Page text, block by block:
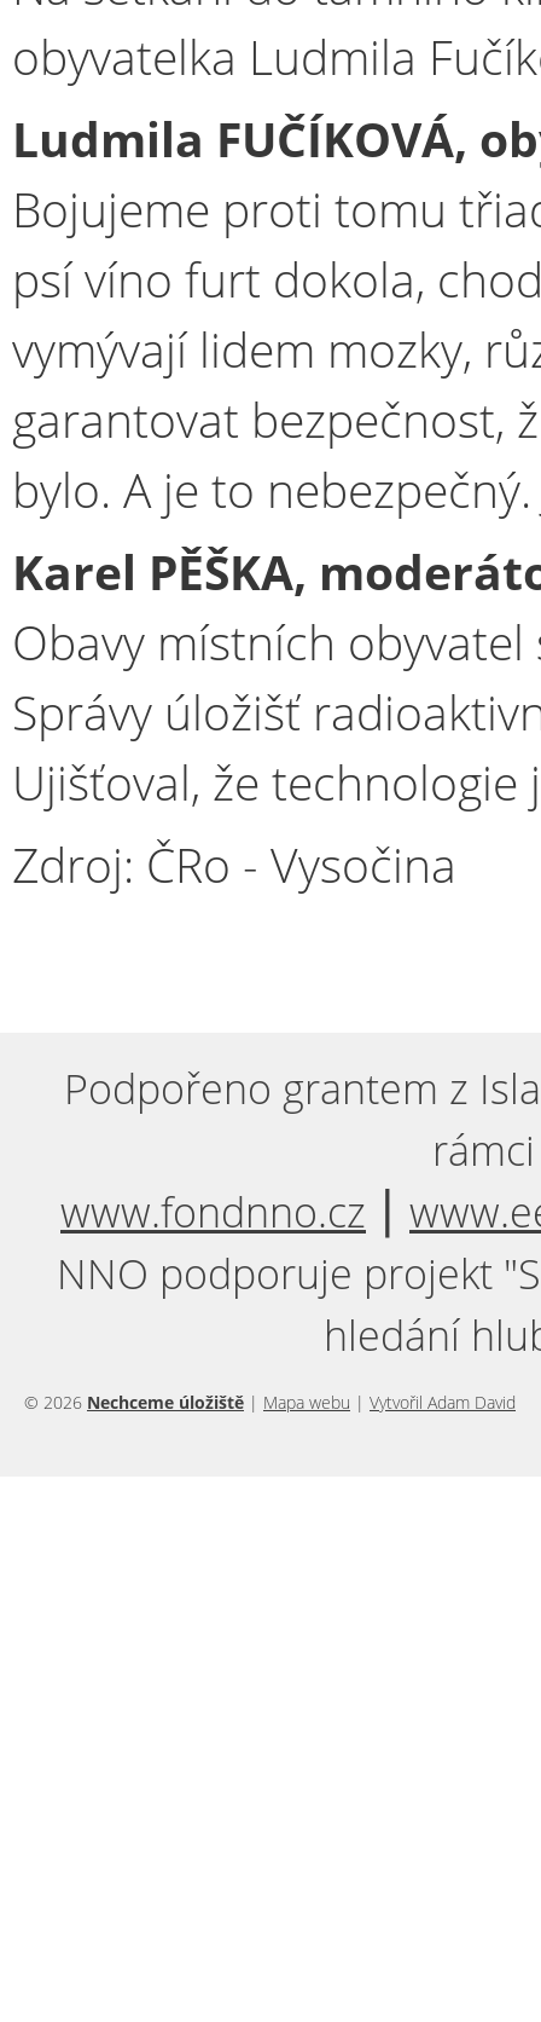
obyvatelka Ludmila
Ludmila FUČÍKOVÁ,
Bojujeme proti tomu
psí víno furt dokola,
vymývají lidem mozky,
garantovat bezpečnost,
bylo. A je to
Karel PĚŠKA,
Obavy místních
Správy úložišť
Ujišťoval, že technologie
Zdroj: ČRo - Vysočina
Podpořeno grantem z
www.fondnno.cz
NNO podporuje projekt
hledání
© 2026 Nechceme úložiště | Mapa webu | Vytvořil Adam David